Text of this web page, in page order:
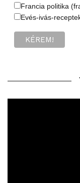
Francia politika
Evés-ivás-